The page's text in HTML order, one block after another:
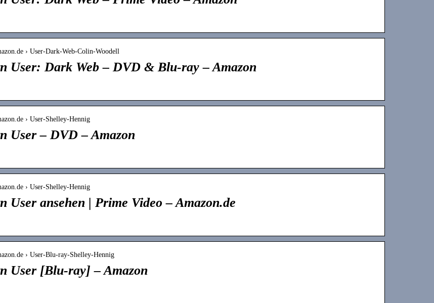
› User-Dark-Web-Colin-Woodell
User: Dark Web – DVD & Blu-ray – Amazon
› User-Shelley-Hennig
User – DVD – Amazon
› User-Shelley-Hennig
User ansehen | Prime Video – Amazon.de
› User-Blu-ray-Shelley-Hennig
User [Blu-ray] – Amazon